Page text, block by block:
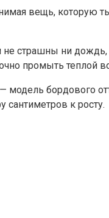
вещь, которую
страшны ни
промыть теплой
бордового
сантиметров к росту.